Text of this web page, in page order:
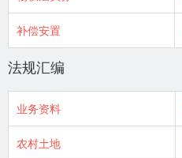
补偿安置
法规汇编
业务资料
农村土地